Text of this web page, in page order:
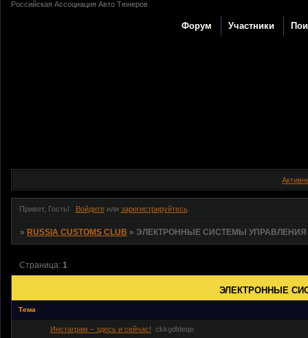
Российская Ассоциация Авто Тюнеров
Форум Участники
Привет, Гость! Войдитеили зарегистрируйтесь.
» RUSSIA CUSTOMS CLUB »ЭЛЕКТРОННЫЕ СИСТЕМЫ УПРАВЛЕНИЯ
ЭЛЕКТРОННЫЕ
Страница:1
Тема
Инстаграм – здесь и сейчас! ckkgdldeqe